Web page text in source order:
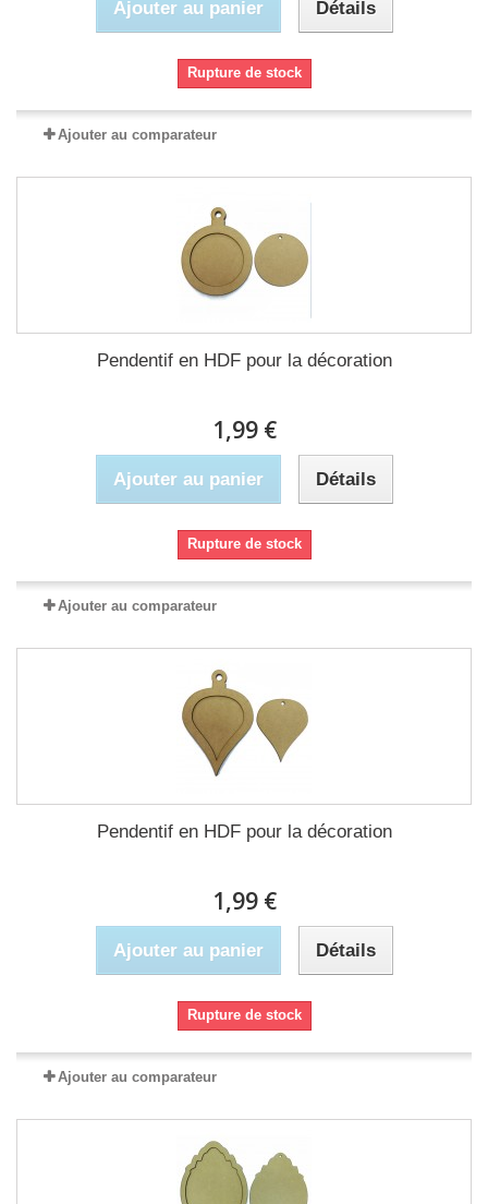
Ajouter au panier Détails
Rupture de stock
Ajouter au comparateur
Pendentif en HDF pour la décoration
1,99 €
Ajouter au panier Détails
Rupture de stock
Ajouter au comparateur
Pendentif en HDF pour la décoration
1,99 €
Ajouter au panier Détails
Rupture de stock
Ajouter au comparateur